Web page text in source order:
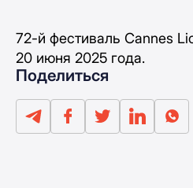
72-й фестиваль Cannes
20 июня 2025 года.
Поделиться